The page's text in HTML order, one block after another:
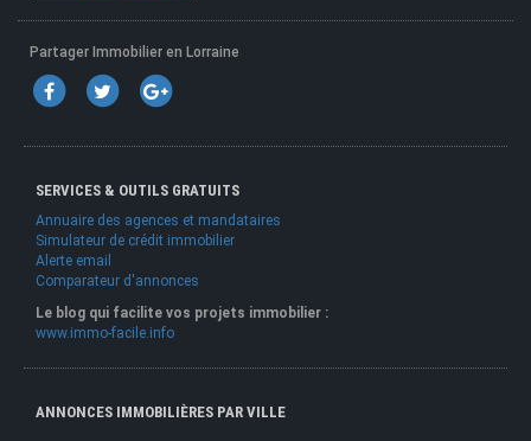
Partager Immobilier en Lorraine
SERVICES & OUTILS GRATUITS
Annuaire des agences et mandataires
Simulateur de crédit immobilier
Alerte email
Comparateur d'annonces
Le blog qui facilite vos projets immobilier :
www.immo-facile.info
ANNONCES IMMOBILIÈRES PAR VILLE